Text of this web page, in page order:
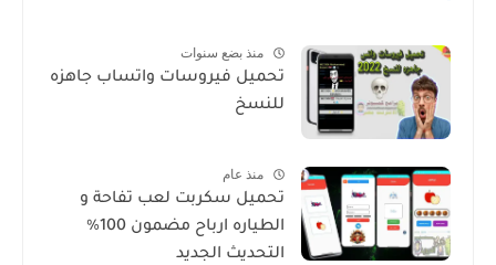
منذ بضع سنوات
تحميل فيروسات واتساب جاهزه
للنسخ
منذ عام
تحميل سكربت لعب تفاحة و
الطياره ارباح مضمون 100%
التحديث الجديد